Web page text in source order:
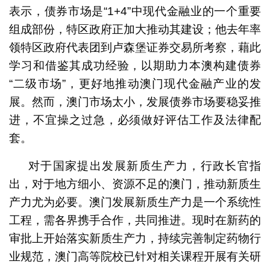
表示，债券市场是“1+4”中现代金融业的一个重要
组成部份，特区政府正加大推动其建设；他去年率
领特区政府代表团到卢森堡证券交易所考察，藉此
学习和借鉴其成功经验，以期助力本澳构建债券
“二级市场”，更好地推动澳门现代金融产业的发
展。然而，澳门市场太小，发展债券市场要稳妥推
进，不宜操之过急，必须做好评估工作及法律配
套。
对于国家提出发展新质生产力，行政长官指
出，对于地方细小、资源不足的澳门，推动新质生
产力尤为必要。澳门发展新质生产力是一个系统性
工程，需各界携手合作，共同推进。现时在新药的
审批上开始落实新质生产力，持续完善制定药物行
业规范，澳门高等院校已针对相关课程开展有关研